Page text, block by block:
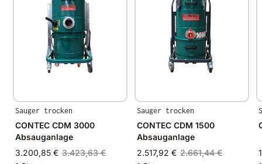
Ø 125 mm - 15 m
Sauger trocken
CONTEC CDM 3000
Absauganlage
3.200,85 € 3.423,63 €
Sauger trocken
CONTEC CDM 1500
Absauganlage
2.517,92 € 2.661,44 €